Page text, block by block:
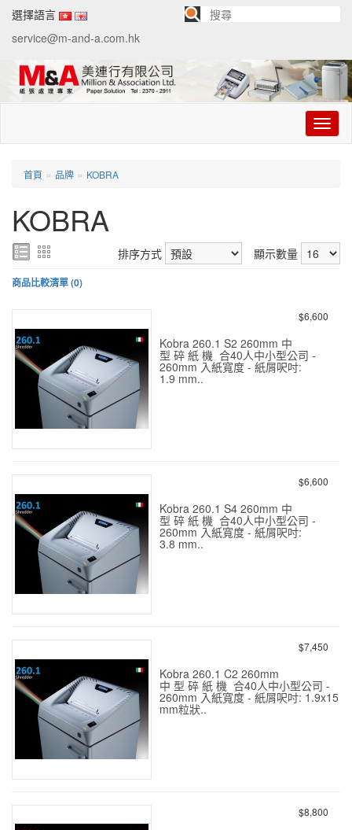
選擇語言
service@m-and-a.com.hk
切
换
首頁 » 品牌 » KOBRA
KOBRA
顯示數量
排序方式
商品比較清單 (0)
$6,600
機(1.9mm極幼條 律師樓用)
Kobra 260.1 S2 260mm 中
型 碎 紙 機 合40人中小型公司 -
260mm 入紙寬度 - 紙屑呎吋:
1.9 mm..
$6,600
機 (3.8mm條狀) 22張
Kobra 260.1 S4 260mm 中
型 碎 紙 機 合40人中小型公司 -
260mm 入紙寬度 - 紙屑呎吋:
3.8 mm..
$7,450
機 (1.9x15mm粒狀) 9張
Kobra 260.1 C2 260mm
中 型 碎 紙 機 合40人中小型公司 -
260mm 入紙寬度 - 紙屑呎吋: 1.9x15
mm粒狀..
$8,800